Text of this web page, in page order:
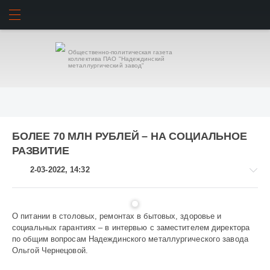
Общественно-политическая газета
коллектива ПАО "Надеждинский
металлургический завод"
БОЛЕЕ 70 МЛН РУБЛЕЙ – НА СОЦИАЛЬНОЕ
РАЗВИТИЕ
2-03-2022, 14:32
Завод
и
О питании в столовых, ремонтах в бытовых, здоровье и
социальных гарантиях – в интервью с заместителем директора
по общим вопросам Надеждинского металлургического завода
Ольгой Чернецовой.